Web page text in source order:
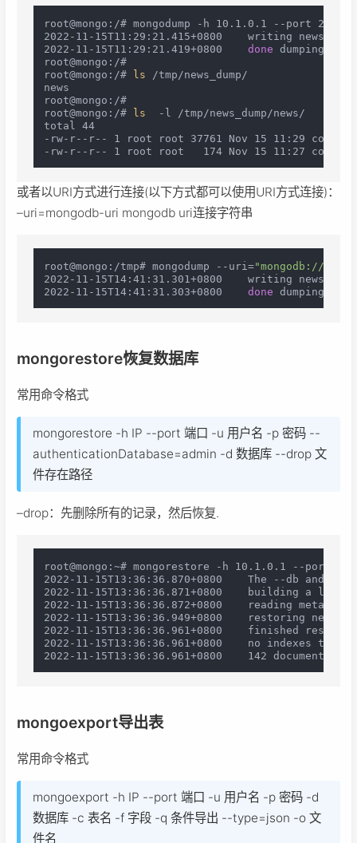
root@mongo:/# mongodump -h 10.1.0.1 --port
2022-11-15T11:29:21.415+0800	writing news.content to /tmp/news_dump/news/content.bson
2022-11-15T11:29:21.419+0800 done dumping
root@mongo:/#
root@mongo:/# ls /tmp/news_dump/
news
root@mongo:/#
root@mongo:/# ls
  -l /tmp/news_dump/news/
total 44
-rw-r--r-- 1 root root 37761 Nov 15 11:29
或者以URI方式进行连接(以下方式都可以使用URI方式连接)：
–uri=mongodb-uri mongodb uri连接字符串
root@mongo:/tmp# mongodump --uri="mongodb://
2022-11-15T14:41:31.301+0800	writing news.content to /tmp/news_dump/news/content.bson
2022-11-15T14:41:31.303+0800 done
mongorestore恢复数据库
常用命令格式
mongorestore -h IP --port 端口 -u 用户名 -p 密码 --
authenticationDatabase=admin -d 数据库 --drop 文
件存在路径
–drop：先删除所有的记录，然后恢复.
root@mongo:~# mongorestore -h 10.1.0.1 --
2022-11-
2022-11-
2022-11-15T13:36:36.872+0800	reading metadata
2022-11-15T13:36:36.949+0800	restoring news.content from /tmp/news_dump/news/content.bson
2022-11-15T13:36:36.961+0800	finished restoring news.content (142 documents, 0 failures)
2022-11-15T13:36:36.961+0800	no
mongoexport导出表
常用命令格式
mongoexport -h IP --port 端口 -u 用户名 -p 密码 -d
数据库 -c 表名 -f 字段 -q 条件导出 --type=json -o 文
件名